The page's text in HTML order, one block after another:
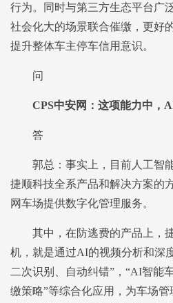
行为。同时与第三方生态平台广
社会化大的场景联合催缴，更好
提升整体车主停车信用意识。
问
CPS中安网：这项能力中，
答
郭总：事实上，目前人工智能
捷顺科技全系产品和解决方案的
网车场提供数字化管理服务。
其中，在防逃费的产品上，捷
机，就是通过AI的视频分析和深
二次识别、自动纠错”，“AI智能
缴策略”等综合化应用，为车场